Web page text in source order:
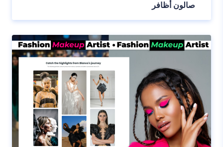
صالون أظافر